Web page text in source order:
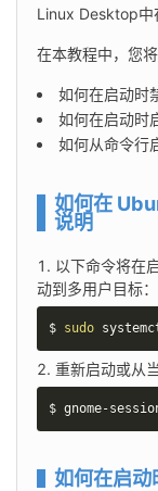
Linux Desktop中
在本教程中，您将
如何在启动时
如何在启动时
如何从命令行
如何在
说明
以下命令将在
动到多用户目标：
$ sudo
重新启动或从
$ gnome-
如何在启动